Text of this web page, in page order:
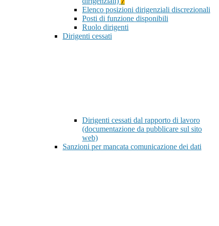
Elenco posizioni dirigenziali discrezionali
Posti di funzione disponibili
Ruolo dirigenti
Dirigenti cessati
Dirigenti cessati dal rapporto di lavoro
(documentazione da pubblicare sul sito
web)
Sanzioni per mancata comunicazione dei dati